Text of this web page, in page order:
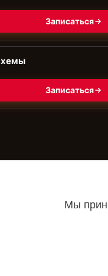
Записаться
Записаться
Мы